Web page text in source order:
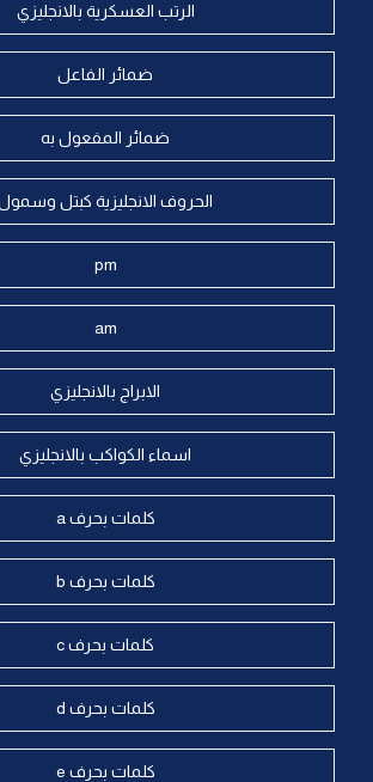
الرتب العسكرية بالانجليزي
ضمائر الفاعل
ضمائر المفعول به
الحروف الانجليزية كبتل
pm
am
الابراج بالانجليزي
اسماء الكواكب بالانجليزي
كلمات بحرف a
كلمات بحرف b
كلمات بحرف c
كلمات بحرف d
كلمات بحرف e